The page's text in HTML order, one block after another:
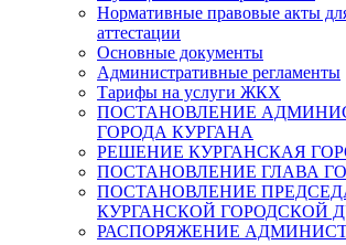
Нормативные правовые акты
аттестации
Основные документы
Административные регламенты
Тарифы на услуги ЖКХ
ПОСТАНОВЛЕНИЕ
ГОРОДА КУРГАНА
РЕШЕНИЕ КУРГАНСКАЯ
ПОСТАНОВЛЕНИЕ ГЛАВА
ПОСТАНОВЛЕНИЕ
КУРГАНСКОЙ ГОРОДСКОЙ
РАСПОРЯЖЕНИЕ